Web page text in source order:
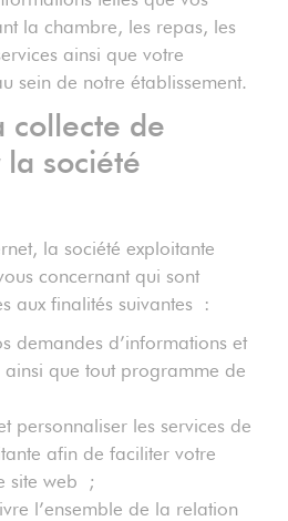
la chambre, les repas, les
ainsi que votre
sein de notre établissement.
collecte de
société
la société exploitante
concernant qui sont
aux finalités suivantes :
demandes d’informations et
ainsi que tout programme de
personnaliser les services de
afin de faciliter votre
site web ;
l’ensemble de la relation